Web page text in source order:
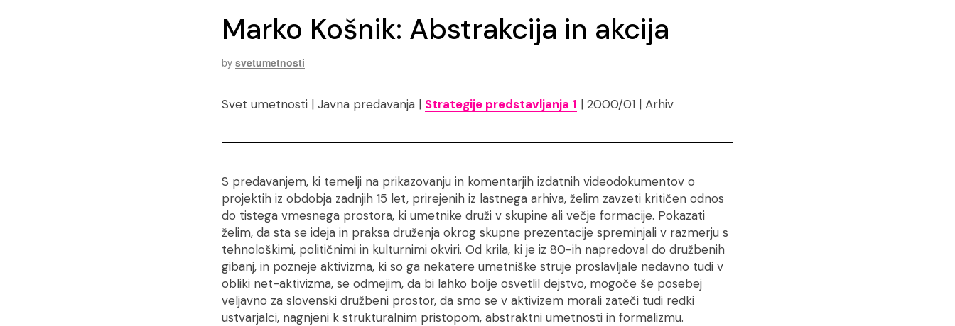
Marko Košnik: Abstrakcija in akcija
by svetumetnosti
Svet umetnosti | Javna predavanja | Strategije predstavljanja 1 | 2000/01 | Arhiv
S predavanjem, ki temelji na prikazovanju in komentarjih izdatnih videodokumentov o
projektih iz obdobja zadnjih 15 let, prirejenih iz lastnega arhiva, želim zavzeti kritičen odnos
do tistega vmesnega prostora, ki umetnike druži v skupine ali večje formacije. Pokazati
želim, da sta se ideja in praksa druženja okrog skupne prezentacije spreminjali v razmerju s
tehnološkimi, političnimi in kulturnimi okviri. Od krila, ki je iz 80-ih napredoval do družbenih
gibanj, in pozneje aktivizma, ki so ga nekatere umetniške struje proslavljale nedavno tudi v
obliki net-aktivizma, se odmejim, da bi lahko bolje osvetlil dejstvo, mogoče še posebej
veljavno za slovenski družbeni prostor, da smo se v aktivizem morali zateči tudi redki
ustvarjalci, nagnjeni k strukturalnim pristopom, abstraktni umetnosti in formalizmu.